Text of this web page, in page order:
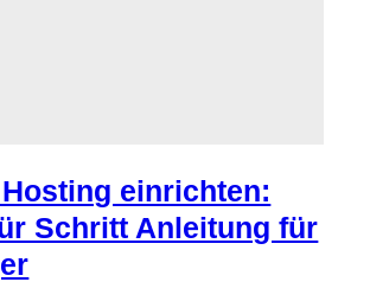
einrichten:
Schritt Anleitung für